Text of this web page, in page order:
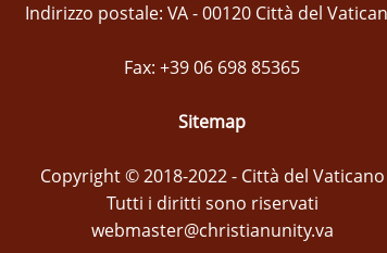
Indirizzo postale: VA - 00120 Città del
Fax: +39 06 698 85365
Sitemap
Copyright © 2018-2022 - Città del Vaticano
Tutti i diritti sono riservati
webmaster@christianunity.va